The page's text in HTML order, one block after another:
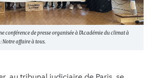
conférence de presse organisée à l'Académie du climat à
Notre affaire à tous.